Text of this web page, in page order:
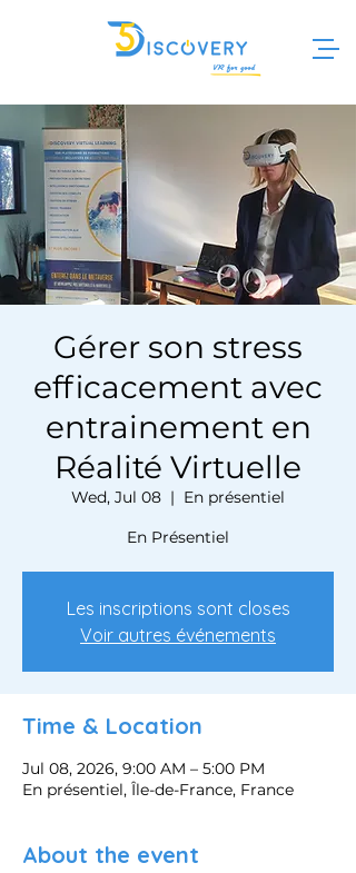
Gérer son stress
efficacement avec
entrainement en
Réalité Virtuelle
Wed, Jul 08
  |
En présentiel
En Présentiel
Les inscriptions sont closes
Voir autres événements
Time & Location
Jul 08, 2026, 9:00 AM – 5:00 PM
En présentiel, Île-de-France, France
About the event